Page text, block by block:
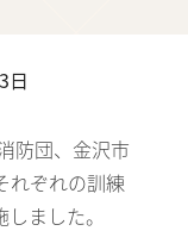
日
防団、金沢市
れぞれの訓練
ました。